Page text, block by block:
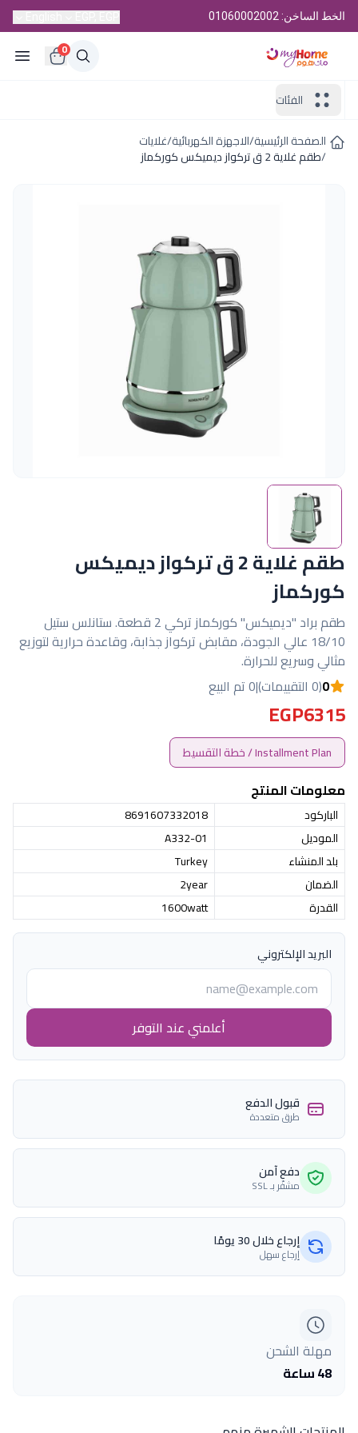
الخط الساخن: 01060002002
0
الفئات
الصفحة الرئيسية/الاجهزة الكهربائية/غلايات
/طقم غلاية 2 ق تركواز ديميكس كوركماز
طقم غلاية 2 ق تركواز ديميكس
كوركماز
طقم براد "ديميكس" كوركماز تركي 2 قطعة. ستانلس ستيل
18/10 عالي الجودة، مقابض تركواز جذابة، وقاعدة حرارية لتوزيع
مثالي وسريع للحرارة.
0(0 التقييمات) |0 تم البيع
EGP6315
Installment Plan / خطة التقسيط
معلومات المنتج
الباركود
8691607332018
الموديل
A332-01
بلد المنشاء
Turkey
الضمان
2year
القدرة
1600watt
البريد الإلكتروني
أعلمني عند التوفر
قبول الدفع
طرق متعددة
دفع آمن
مشفّر بـ SSL
إرجاع خلال 30 يومًا
إرجاع سهل
مهلة الشحن
48 ساعة